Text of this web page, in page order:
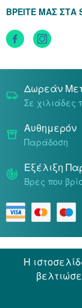
Τρόποι
Τρόποι
ΒΡΕΙΤΕ ΜΑΣ ΣΤΑ
Δωρεάν
Σε χιλιάδες
Αυθημερόν
Παράδοση
Εξέλιξη
Βρες που
© 2026
Όροι &
Η